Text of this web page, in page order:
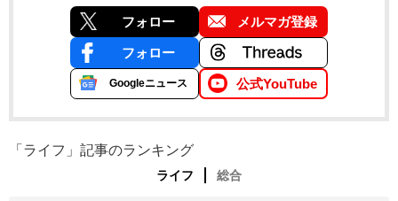
フォロー メルマガ登録
フォロー
Googleニュース 公式YouTube
「ライフ」記事のランキング
ライフ 総合